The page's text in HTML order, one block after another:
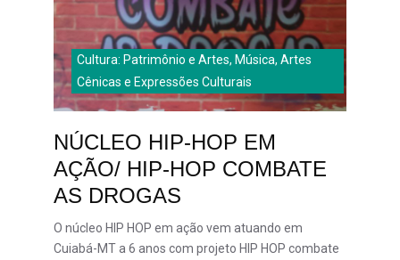
Cultura: Patrimônio e Artes, Música, Artes
Cênicas e Expressões Culturais
NÚCLEO HIP-HOP EM
AÇÃO/ HIP-HOP COMBATE
AS DROGAS
O núcleo HIP HOP em ação vem atuando em
Cuiabá-MT a 6 anos com projeto HIP HOP combate